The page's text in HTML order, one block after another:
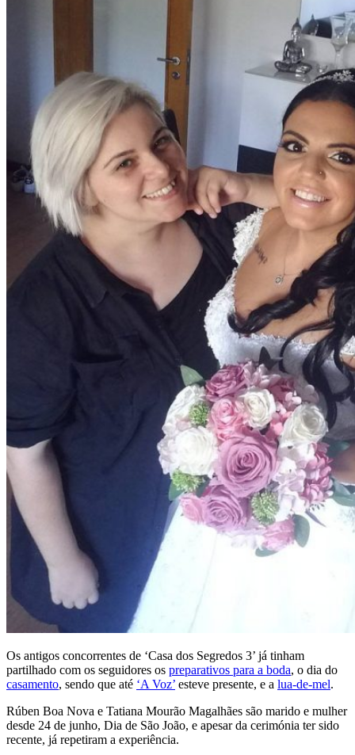
Os antigos concorrentes de ‘Casa dos Segredos 3’ já tinham
partilhado com os seguidores os preparativos para a boda, o dia do
casamento, sendo que até ‘A Voz’ esteve presente, e a lua-de-mel.
Rúben Boa Nova e Tatiana Mourão Magalhães são marido e mulher
desde 24 de junho, Dia de São João, e apesar da cerimónia ter sido
recente, já repetiram a experiência.